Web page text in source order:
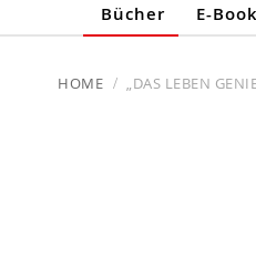
Bücher E-
HOME „DAS LEBEN